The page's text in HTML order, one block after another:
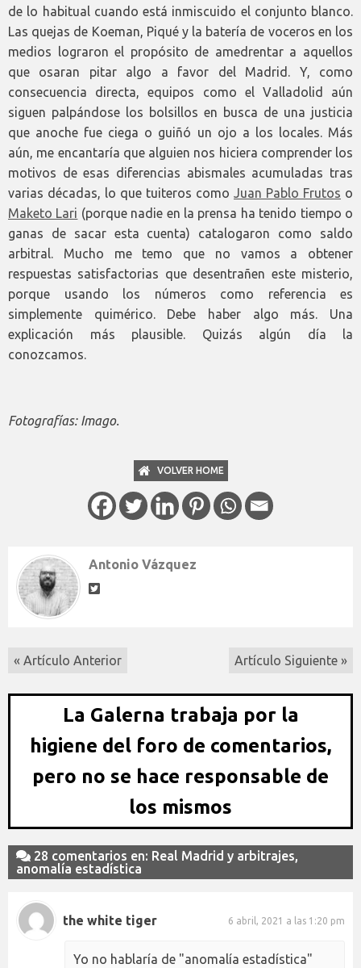
de lo habitual cuando está inmiscuido el conjunto blanco.
Las quejas de Koeman, Piqué y la batería de voceros en los
medios lograron el propósito de amedrentar a aquellos
que osaran pitar algo a favor del Madrid. Y, como
consecuencia directa, equipos como el Valladolid aún
siguen palpándose los bolsillos en busca de una justicia
que anoche fue ciega o guiñó un ojo a los locales. Más
aún, me encantaría que alguien nos hiciera comprender los
motivos de esas diferencias abismales acumuladas tras
varias décadas, lo que tuiteros como Juan Pablo Frutos o
Maketo Lari (porque nadie en la prensa ha tenido tiempo o
ganas de sacar esta cuenta) catalogaron como saldo
arbitral. Mucho me temo que no vamos a obtener
respuestas satisfactorias que desentrañen este misterio,
porque usando los números como referencia es
simplemente quimérico. Debe haber algo más. Una
explicación más plausible. Quizás algún día la
conozcamos.
Fotografías: Imago.
VOLVER HOME
Antonio Vázquez
« Artículo Anterior Artículo Siguiente »
La Galerna trabaja por la
higiene del foro de comentarios,
pero no se hace responsable de
los mismos
28 comentarios en: Real Madrid y arbitrajes,
anomalía estadística
the white tiger 6 abril, 2021 a las 1:20 pm
Yo no hablaría de "anomalía estadística"